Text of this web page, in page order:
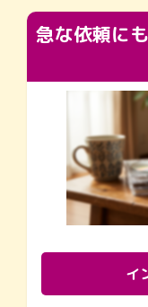
イ